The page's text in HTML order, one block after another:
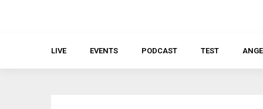
LIVE EVENTS PODCAST TEST